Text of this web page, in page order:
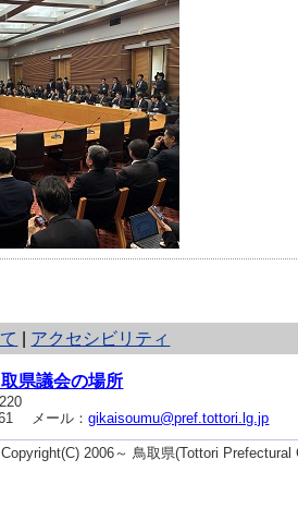
アクセシビリティ
県議会の場所
メール：gikaisoumu@pref.tottori.lg.jp
Copyright(C) 2006～ 鳥取県(Tottori